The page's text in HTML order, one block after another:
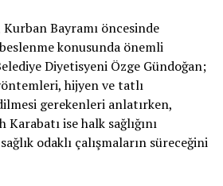
Bayramı öncesinde
konusunda önemli
Diyetisyeni Özge Gündoğan;
hijyen ve tatlı
gerekenleri anlatırken,
Karabatı ise halk sağlığını
odaklı çalışmaların süreceğini